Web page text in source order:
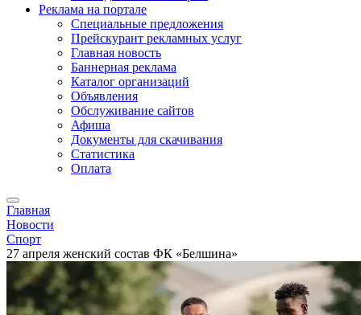
Реклама на портале
Специальные предложения
Прейскурант рекламных услуг
Главная новость
Баннерная реклама
Каталог организаций
Объявления
Обслуживание сайтов
Афиша
Документы для скачивания
Статистика
Оплата
Главная
Новости
Спорт
27 апреля женский состав ФК «Белшина»